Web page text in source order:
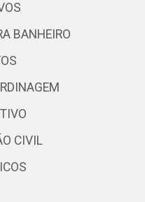
BANHEIRO
CIVIL